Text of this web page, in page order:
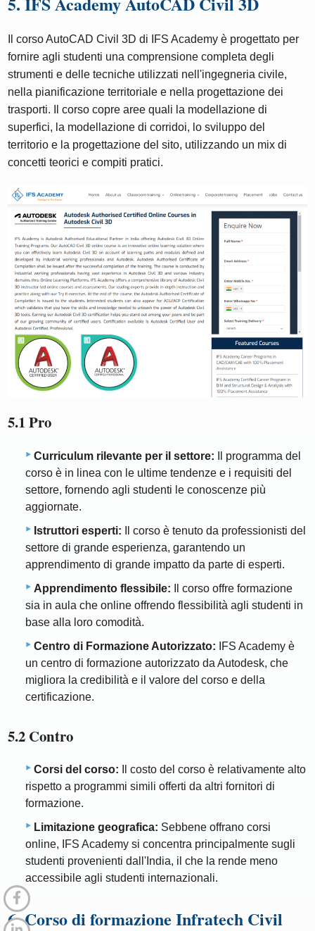
Il corso AutoCAD Civil 3D di IFS Academy è progettato per
fornire agli studenti una comprensione completa degli
strumenti e delle tecniche utilizzati nell'ingegneria civile,
nella pianificazione territoriale e nella progettazione dei
trasporti. Il corso copre aree quali la modellazione di
superfici, la modellazione di corridoi, lo sviluppo del
territorio e la progettazione del sito, utilizzando un mix di
concetti teorici e compiti pratici.
5.1 Pro
Curriculum rilevante per il settore: Il programma del
corso è in linea con le ultime tendenze e i requisiti del
settore, fornendo agli studenti le conoscenze più
aggiornate.
Istruttori esperti: Il corso è tenuto da professionisti del
settore di grande esperienza, garantendo un
apprendimento di grande impatto da parte di esperti.
Apprendimento flessibile: Il corso offre formazione
sia in aula che online offrendo flessibilità agli studenti in
base alla loro comodità.
Centro di Formazione Autorizzato: IFS Academy è
un centro di formazione autorizzato da Autodesk, che
migliora la credibilità e il valore del corso e della
certificazione.
5.2 Contro
Corsi del corso: Il costo del corso è relativamente alto
rispetto a programmi simili offerti da altri fornitori di
formazione.
Limitazione geografica: Sebbene offrano corsi
online, IFS Academy si concentra principalmente sugli
studenti provenienti dall'India, il che la rende meno
accessibile agli studenti internazionali.
6. Corso di formazione Infratech Civil